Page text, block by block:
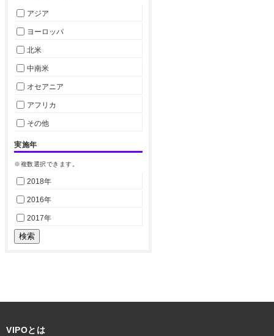
アジア
ヨーロッパ
北米
中南米
オセアニア
アフリカ
その他
実施年
※複数選択できます。
2018年
2016年
2017年
VIPOとは